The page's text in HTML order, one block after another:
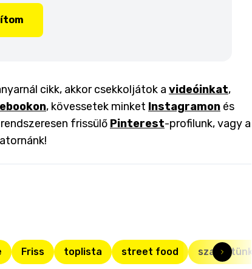
cikk, akkor csekkoljátok a videóinkat,
, kövessetek minket Instagramon és
frissülő Pinterest-profilunk, vagy a
Friss toplista street food szakértünk